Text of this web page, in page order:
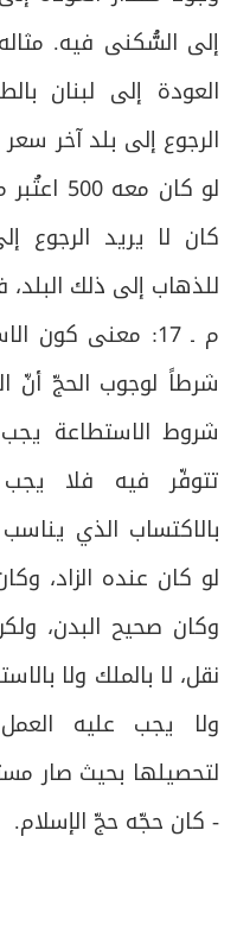
إلى السُّكنى فيه.
لو كان
كان لا يريد الرجوع
للذهاب إلى ذلك البلد،
م ـ 17: معنى كون
شرطاً لوجوب الحجّ أنّ
شروط الاستطاعة
تتوفّر فيه فلا
بالاكتساب الذي
لو كان عنده الزاد،
وكان صحيح البدن،
نقل، لا بالملك ولا
ولا يجب عليه
لتحصيلها بحيث صار
- كان حجّه حجّ الإسلام.